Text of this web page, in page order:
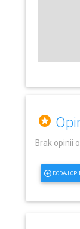
Brak opinii
DODAJ